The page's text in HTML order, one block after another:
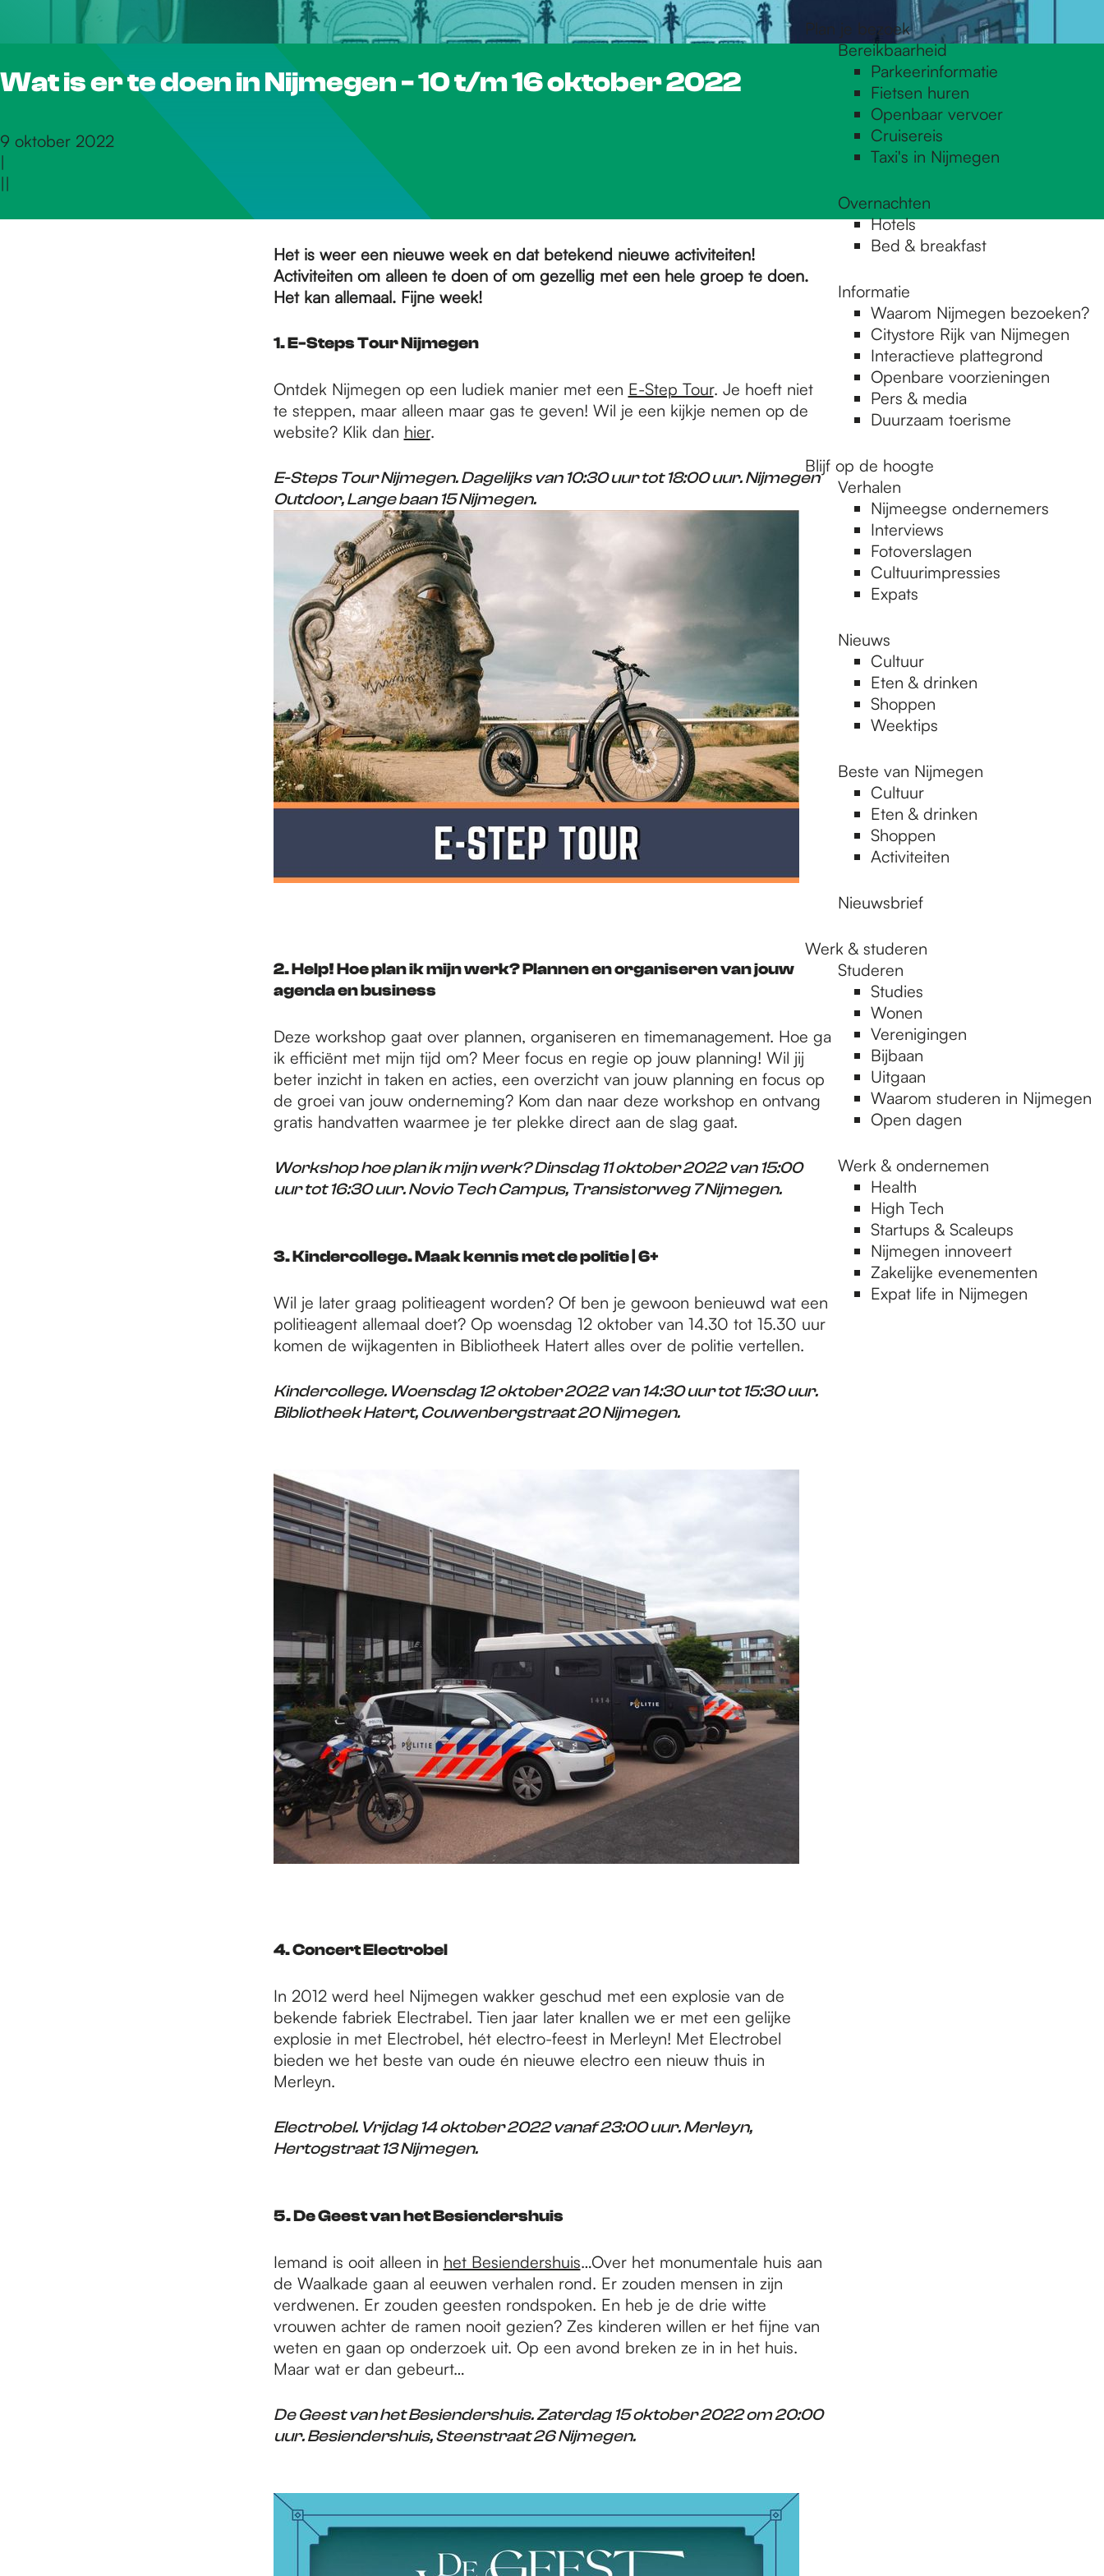
Plan je bezoek
Bereikbaarheid
Parkeerinformatie
Fietsen huren
Openbaar vervoer
Cruisereis
Taxi's in Nijmegen
Overnachten
Hotels
Bed & breakfast
Informatie
Waarom Nijmegen bezoeken?
Citystore Rijk van Nijmegen
Interactieve plattegrond
Openbare voorzieningen
Pers & media
Duurzaam toerisme
Blijf op de hoogte
Verhalen
Nijmeegse ondernemers
Interviews
Fotoverslagen
Cultuurimpressies
Expats
Nieuws
Cultuur
Eten & drinken
Shoppen
Weektips
Beste van Nijmegen
Cultuur
Eten & drinken
Shoppen
Activiteiten
Nieuwsbrief
Werk & studeren
Studeren
Studies
Wonen
Verenigingen
Bijbaan
Uitgaan
Waarom studeren in Nijmegen
Open dagen
Werk & ondernemen
Health
High Tech
Startups & Scaleups
Nijmegen innoveert
Zakelijke evenementen
Expat life in Nijmegen
Wat is er te doen in Nijmegen - 10 t/m 16 oktober 2022
9 oktober 2022
|
||
Het is weer een nieuwe week en dat betekend nieuwe activiteiten!
Activiteiten om alleen te doen of om gezellig met een hele groep te doen.
Het kan allemaal. Fijne week!
1. E-Steps Tour Nijmegen
Ontdek Nijmegen op een ludiek manier met een E-Step Tour. Je hoeft niet
te steppen, maar alleen maar gas te geven! Wil je een kijkje nemen op de
website? Klik dan hier.
E-Steps Tour Nijmegen. Dagelijks van 10:30 uur tot 18:00 uur. Nijmegen
Outdoor, Lange baan 15 Nijmegen.
2. Help! Hoe plan ik mijn werk? Plannen en organiseren van jouw
agenda en business
Deze workshop gaat over plannen, organiseren en timemanagement. Hoe ga
ik efficiënt met mijn tijd om? Meer focus en regie op jouw planning! Wil jij
beter inzicht in taken en acties, een overzicht van jouw planning en focus op
de groei van jouw onderneming? Kom dan naar deze workshop en ontvang
gratis handvatten waarmee je ter plekke direct aan de slag gaat.
Workshop hoe plan ik mijn werk? Dinsdag 11 oktober 2022 van 15:00
uur tot 16:30 uur. Novio Tech Campus, Transistorweg 7 Nijmegen.
3. Kindercollege. Maak kennis met de politie | 6+
Wil je later graag politieagent worden? Of ben je gewoon benieuwd wat een
politieagent allemaal doet? Op woensdag 12 oktober van 14.30 tot 15.30 uur
komen de wijkagenten in Bibliotheek Hatert alles over de politie vertellen.
Kindercollege. Woensdag 12 oktober 2022 van 14:30 uur tot 15:30 uur.
Bibliotheek Hatert, Couwenbergstraat 20 Nijmegen.
4. Concert Electrobel
In 2012 werd heel Nijmegen wakker geschud met een explosie van de
bekende fabriek Electrabel. Tien jaar later knallen we er met een gelijke
explosie in met Electrobel, hét electro-feest in Merleyn! Met Electrobel
bieden we het beste van oude én nieuwe electro een nieuw thuis in
Merleyn.
Electrobel. Vrijdag 14 oktober 2022 vanaf 23:00 uur. Merleyn,
Hertogstraat 13 Nijmegen.
5. De Geest van het Besiendershuis
Iemand is ooit alleen in het Besiendershuis…Over het monumentale huis aan
de Waalkade gaan al eeuwen verhalen rond. Er zouden mensen in zijn
verdwenen. Er zouden geesten rondspoken. En heb je de drie witte
vrouwen achter de ramen nooit gezien? Zes kinderen willen er het fijne van
weten en gaan op onderzoek uit. Op een avond breken ze in in het huis.
Maar wat er dan gebeurt…
De Geest van het Besiendershuis. Zaterdag 15 oktober 2022 om 20:00
uur. Besiendershuis, Steenstraat 26 Nijmegen.